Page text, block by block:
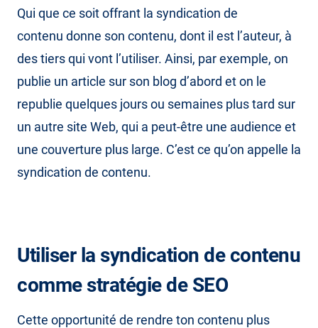
Qui que ce soit offrant la syndication de
contenu donne son contenu, dont il est l’auteur, à
des tiers qui vont l’utiliser. Ainsi, par exemple, on
publie un article sur son blog d’abord et on le
republie quelques jours ou semaines plus tard sur
un autre site Web, qui a peut-être une audience et
une couverture plus large. C’est ce qu’on appelle la
syndication de contenu.
Utiliser la syndication de contenu
comme stratégie de SEO
Cette opportunité de rendre ton contenu plus